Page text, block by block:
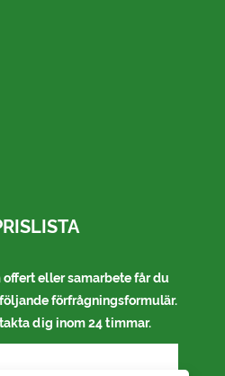
eller samarbete får du
förfrågningsformulär.
dig inom 24 timmar.